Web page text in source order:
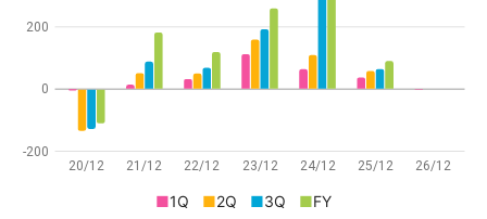
20/12 21/12 22/12 23/12 24/12 25/12 26/12
-200
0
200
■1Q ■2Q ■3Q ■FY